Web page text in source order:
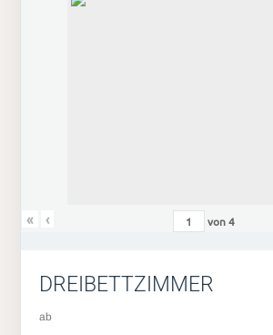
« ‹ von4
DREIBETTZIMMER
ab